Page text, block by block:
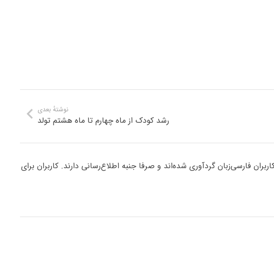
نوشتهٔ بعدی
رشد کودک از ماه چهارم تا ماه هشتم تولد
فارسی‌زبان گردآوری شده‌اند و صرفا جنبه اطلاع‌رسانی دارند. کاربران برای